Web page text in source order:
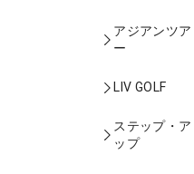
アジアンツア
ー
LIV GOLF
ステップ・ア
ップ